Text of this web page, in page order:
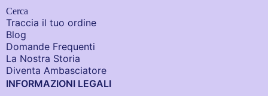
Cerca
Traccia il tuo ordine
Blog
Domande Frequenti
La Nostra Storia
Diventa Ambasciatore
INFORMAZIONI LEGALI